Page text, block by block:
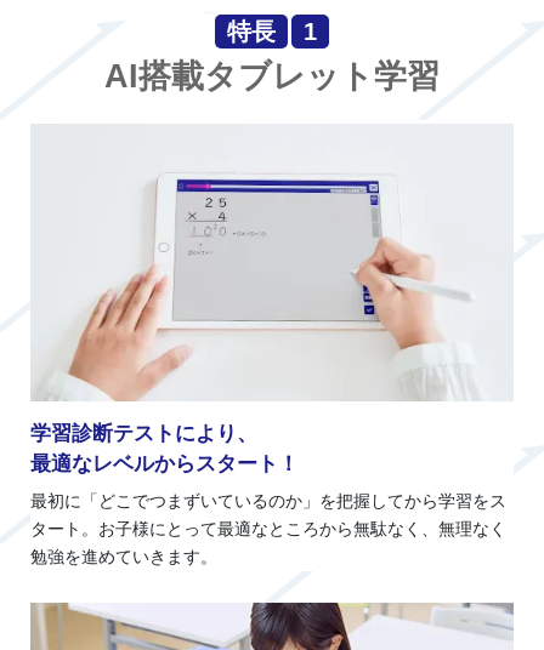
特長 1
AI搭載タブレット学習
学習診断テストにより、
最適なレベルからスタート！
最初に「どこでつまずいているのか」を把握してから学習をス
タート。お子様にとって最適なところから無駄なく、無理なく
勉強を進めていきます。